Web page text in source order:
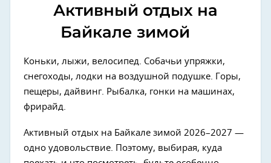
Активный отдых на
Байкале зимой
Коньки, лыжи, велосипед. Собачьи упряжки,
снегоходы, лодки на воздушной подушке. Горы,
пещеры, дайвинг. Рыбалка, гонки на машинах,
фрирайд.
Активный отдых на Байкале зимой 2026–2027 —
одно удовольствие. Поэтому, выбирая, куда